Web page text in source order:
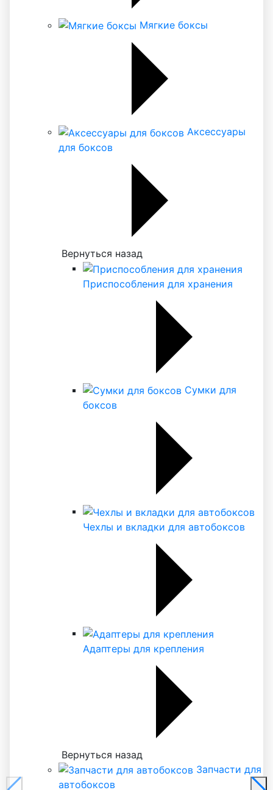
Мягкие боксы
Аксессуары
для боксов
Вернуться назад
Приспособления для хранения
Сумки для
боксов
Чехлы и вкладки для автобоксов
Адаптеры для крепления
Вернуться назад
Запчасти для
автобоксов